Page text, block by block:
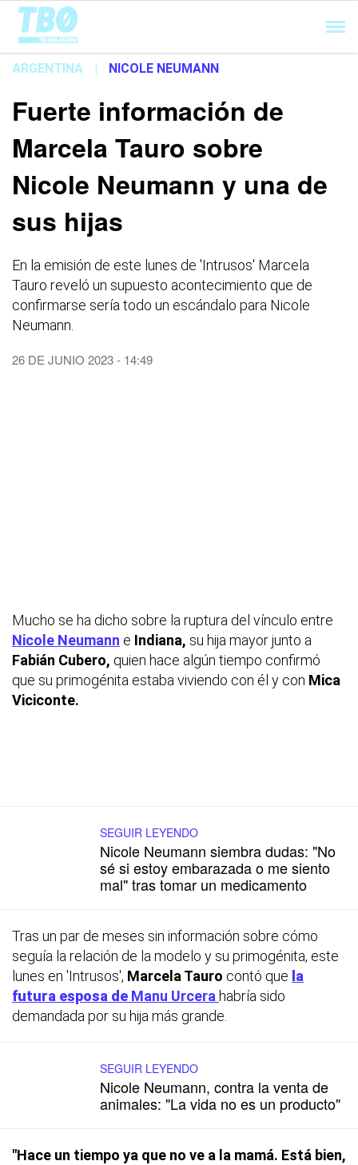
Cargando...
ARGENTINA | NICOLE NEUMANN
Fuerte información de
Marcela Tauro sobre
Nicole Neumann y una de
sus hijas
En la emisión de este lunes de 'Intrusos' Marcela
Tauro reveló un supuesto acontecimiento que de
confirmarse sería todo un escándalo para Nicole
Neumann.
26 DE JUNIO 2023 - 14:49
Mucho se ha dicho sobre la ruptura del vínculo entre
Nicole Neumann e Indiana, su hija mayor junto a
Fabián Cubero, quien hace algún tiempo confirmó
que su primogénita estaba viviendo con él y con Mica
Viciconte.
SEGUIR LEYENDO
Nicole Neumann siembra dudas: "No
sé si estoy embarazada o me siento
mal" tras tomar un medicamento
Tras un par de meses sin información sobre cómo
seguía la relación de la modelo y su primogénita, este
lunes en 'Intrusos', Marcela Tauro contó que la
futura esposa de Manu Urcera habría sido
demandada por su hija más grande.
SEGUIR LEYENDO
Nicole Neumann, contra la venta de
animales: "La vida no es un producto"
"Hace un tiempo ya que no ve a la mamá. Está bien,